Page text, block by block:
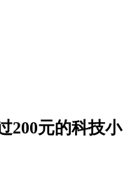
200元的科技小